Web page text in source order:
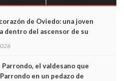
de Oviedo: una joven
dentro del ascensor de su
captan sus últimos minutos
Parrondo, el valdesano que
en un pedazo de